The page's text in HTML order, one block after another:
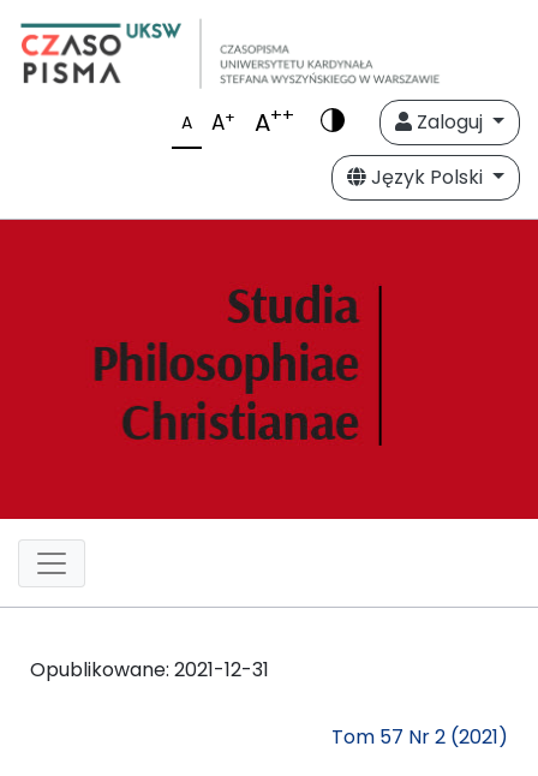
A A+ A++
Zaloguj
Język Polski
Opublikowane: 2021-12-31
Tom 57 Nr 2 (2021)